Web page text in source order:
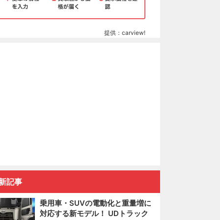
提供：carview!
記事
乗用車・SUVの電動化と重量増に
対応する新モデル！ UDトラック